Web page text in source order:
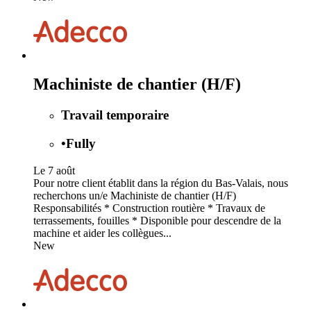
Machiniste de chantier (H/F)
Travail temporaire
•Fully
Le 7 août
Pour notre client établit dans la région du Bas-Valais, nous
recherchons un/e Machiniste de chantier (H/F)
Responsabilités * Construction routière * Travaux de
terrassements, fouilles * Disponible pour descendre de la
machine et aider les collègues...
New